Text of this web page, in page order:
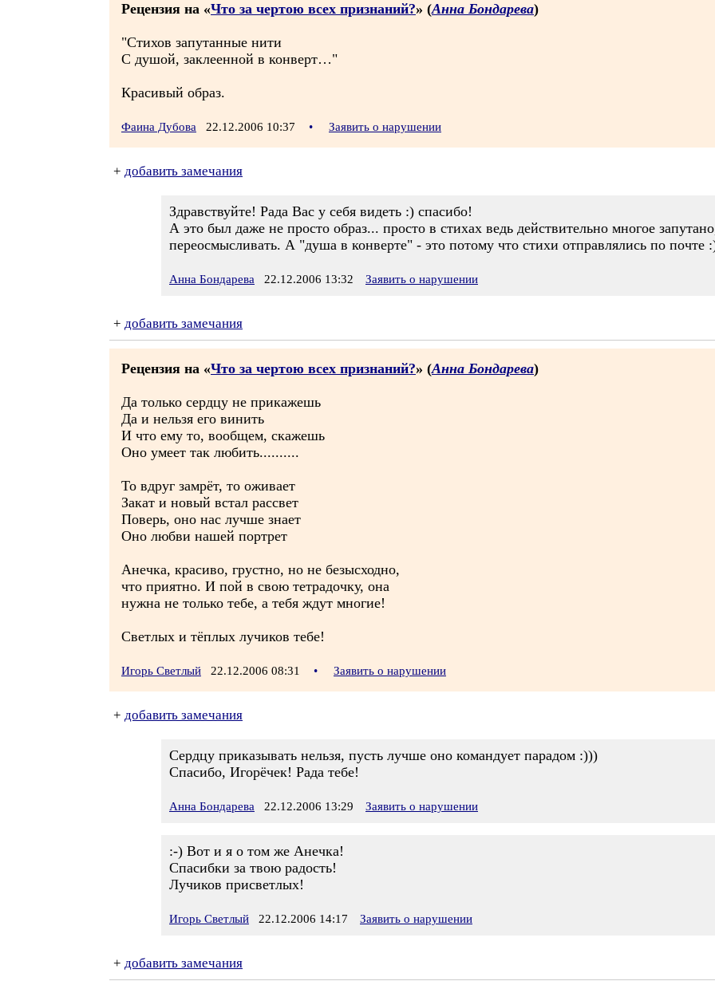
Рецензия на «Что за чертою всех признаний?» (Анна Бондарева)
"Стихов запутанные нити
С душой, заклеенной в конверт…"
Красивый образ.
Фаина Дубова 22.12.2006 10:37 • Заявить о нарушении
+ добавить замечания
Здравствуйте! Рада Вас у себя видеть :) спасибо!
А это был даже не просто образ... просто в стихах ведь действительно многое
переосмысливать. А "душа в конверте" - это потому что стихи отправлялись по почте
Анна Бондарева 22.12.2006 13:32 Заявить о нарушении
+ добавить замечания
Рецензия на «Что за чертою всех признаний?» (Анна Бондарева)
Да только сердцу не прикажешь
Да и нельзя его винить
И что ему то, вообщем, скажешь
Оно умеет так любить..........
То вдруг замрёт, то оживает
Закат и новый встал рассвет
Поверь, оно нас лучше знает
Оно любви нашей портрет
Анечка, красиво, грустно, но не безысходно,
что приятно. И пой в свою тетрадочку, она
нужна не только тебе, а тебя ждут многие!
Светлых и тёплых лучиков тебе!
Игорь Светлый 22.12.2006 08:31 • Заявить о нарушении
+ добавить замечания
Сердцу приказывать нельзя, пусть лучше оно командует парадом :)))
Спасибо, Игорёчек! Рада тебе!
Анна Бондарева 22.12.2006 13:29 Заявить о нарушении
:-) Вот и я о том же Анечка!
Спасибки за твою радость!
Лучиков присветлых!
Игорь Светлый 22.12.2006 14:17 Заявить о нарушении
+ добавить замечания